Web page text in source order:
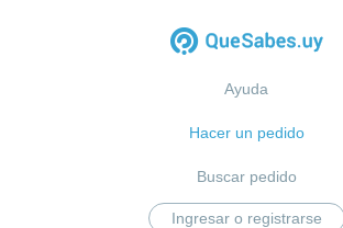
Ayuda
Hacer un pedido
Buscar pedido
Ingresar o registrarse